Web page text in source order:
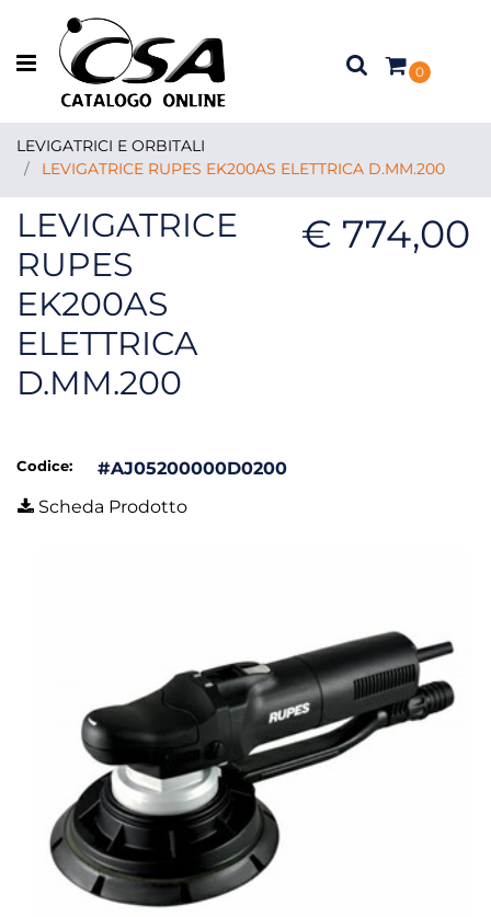
Open menu
0
LEVIGATRICI E ORBITALI
LEVIGATRICE RUPES EK200AS ELETTRICA D.MM.200
LEVIGATRICE
RUPES
EK200AS
ELETTRICA
D.MM.200
€ 774,00
Codice:
#AJ05200000D0200
Scheda Prodotto